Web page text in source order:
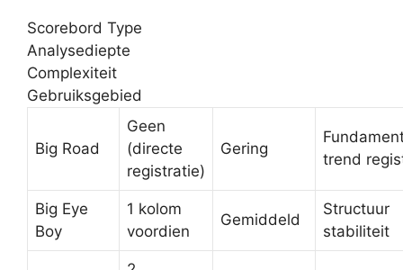
Scorebord Type
Analysediepte
Complexiteit
Gebruiksgebied
Big Road
Geen
(directe
registratie)
Gering
trend
Big Eye
Boy
1 kolom
voordien
Gemiddeld
Structuur
stabiliteit